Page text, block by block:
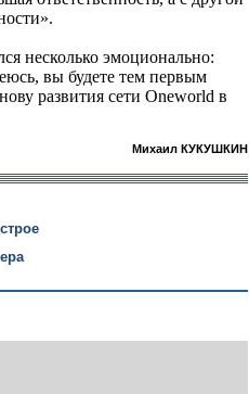
несколько эмоционально:
вы будете тем первым
развития сети Oneworld в
Михаил КУКУШКИН